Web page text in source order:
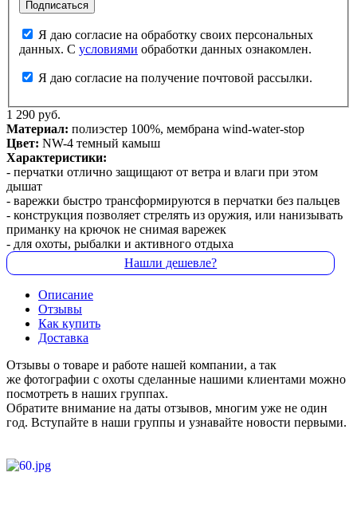
данных. С условиями обработки данных ознакомлен.
Я даю согласие на получение почтовой рассылки.
1 290 руб.
Материал: полиэстер 100%, мембрана wind-water-stop
Цвет: NW-4 темный камыш
Характеристики:
- перчатки отлично защищают от ветра и влаги при этом
дышат
- варежки быстро трансформируются в перчатки без пальцев
- конструкция позволяет стрелять из оружия, или нанизывать
приманку на крючок не снимая варежек
- для охоты, рыбалки и активного отдыха
Нашли дешевле?
Описание
Отзывы
Как купить
Доставка
Отзывы о товаре и работе нашей компании, а так
же фотографии с охоты сделанные нашими клиентами можно
посмотреть в наших группах.
Обратите внимание на даты отзывов, многим уже не один
год. Вступайте в наши группы и узнавайте новости первыми.